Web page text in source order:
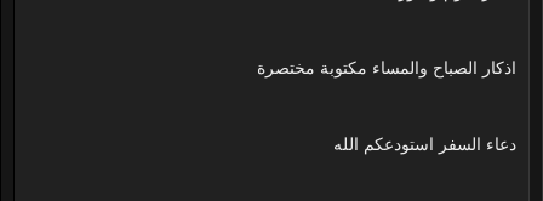
اذكار الصباح والمساء مكتوبة مختصرة
دعاء السفر استودعكم الله